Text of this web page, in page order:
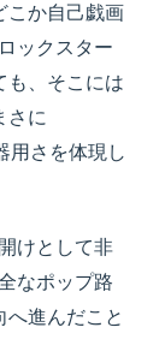
こか自己戯画
ックスター
も、そこには
さに
用さを体現し
けとして非
なポップ路
進んだこと